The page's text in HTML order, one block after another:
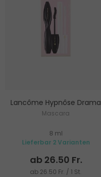
Lancôme Hypnôse Drama
Mascara
8 ml
Lieferbar 2 Varianten
ab 26.50 Fr.
ab 26.50 Fr. / 1 St.